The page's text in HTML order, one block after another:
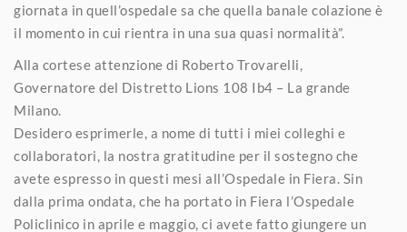
giornata in quell’ospedale sa che quella banale colazione è
il momento in cui rientra in una sua quasi normalità”.
Alla cortese attenzione di Roberto Trovarelli,
Governatore del Distretto Lions 108 Ib4 – La grande
Milano.
Desidero esprimerle, a nome di tutti i miei colleghi e
collaboratori, la nostra gratitudine per il sostegno che
avete espresso in questi mesi all’Ospedale in Fiera. Sin
dalla prima ondata, che ha portato in Fiera l’Ospedale
Policlinico in aprile e maggio, ci avete fatto giungere un